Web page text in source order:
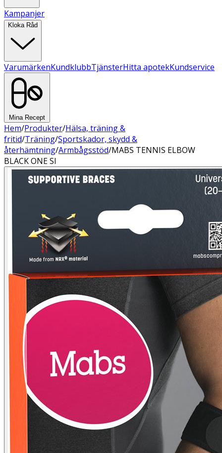
Kampanjer
Kloka Råd
VarumärkenKundklubbTjänsterHitta apotekKundservice
Mina Recept
Hem/Produkter/Hälsa, träning &
fritid/Träning/Sportskador, skydd &
återhämtning/Armbågsstöd/MABS TENNIS ELBOW
BLACK ONE SI